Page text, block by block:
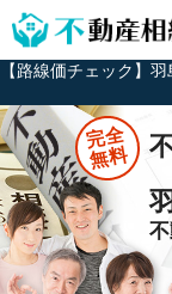
【路線価チェック】
完全
無料